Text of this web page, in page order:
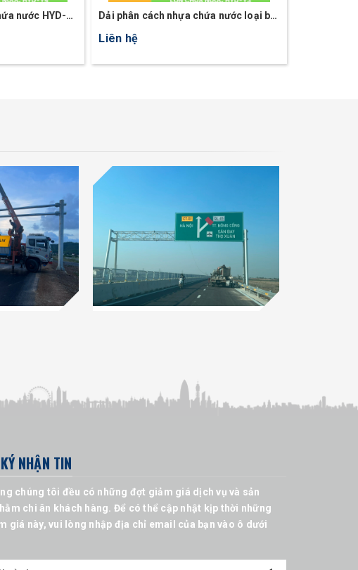
nước HYD-
Dải phân cách nhựa chứa nước loại ba
Liên hệ
NHẬN TIN
chúng tôi đều có những đợt giảm giá dịch vụ và sản
chi ân khách hàng. Để có thể cập nhật kịp thời những
giá này, vui lòng nhập địa chỉ email của bạn vào ô dưới